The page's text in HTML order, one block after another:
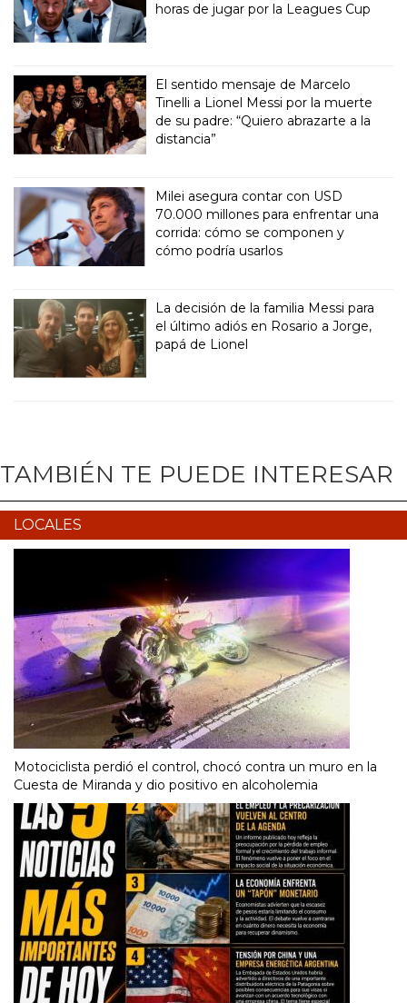
horas de jugar por la Leagues Cup
El sentido mensaje de Marcelo
Tinelli a Lionel Messi por la muerte
de su padre: “Quiero abrazarte a la
distancia”
Milei asegura contar con USD
70.000 millones para enfrentar una
corrida: cómo se componen y
cómo podría usarlos
La decisión de la familia Messi para
el último adiós en Rosario a Jorge,
papá de Lionel
TAMBIÉN TE PUEDE INTERESAR
LOCALES
Motociclista perdió el control, chocó contra un muro en la
Cuesta de Miranda y dio positivo en alcoholemia